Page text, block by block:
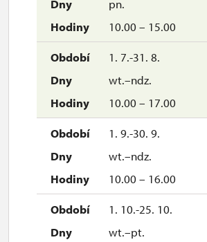
pn.
10.00 – 15.00
1. 7.-31. 8.
wt.–ndz.
10.00 – 17.00
1. 9.-30. 9.
wt.–ndz.
10.00 – 16.00
1. 10.-25. 10.
wt.–pt.